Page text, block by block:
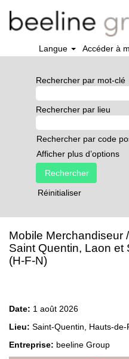
Langue Accéder à
Rechercher par mot-clé
Rechercher par lieu
Rechercher par code
Afficher plus d’options
Réinitialiser
Mobile Merchandiseur
Saint Quentin, Laon et
(H-F-N)
Date: 1 août 2026
Lieu: Saint-Quentin, Hauts-
Entreprise: beeline Group